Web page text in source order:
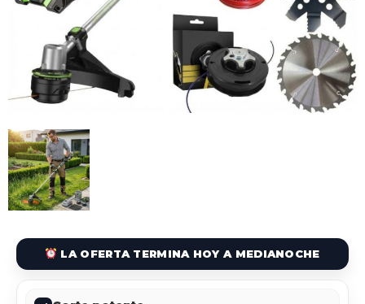
LA OFERTA TERMINA HOY A MEDIANOCHE